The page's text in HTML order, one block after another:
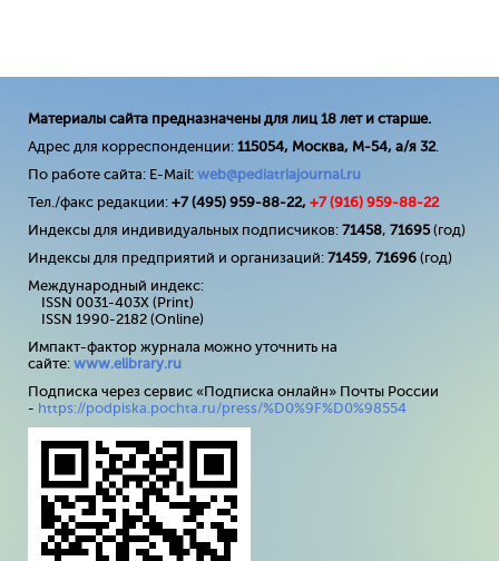
Материалы сайта предназначены для лиц 18 лет и старше.
Адрес для корреспонденции: 115054, Москва, М-54, а/я 32.
По работе сайта: E-Mail: web@pediatriajournal.ru
Тел./факс редакции: +7 (495) 959-88-22, +7 (916) 959-88-22
Индексы для индивидуальных подписчиков: 71458, 71695(год)
Индексы для предприятий и организаций: 71459, 71696 (год)
Международный индекс:
ISSN 0031-403X (Print)
ISSN 1990-2182 (Online)
Импакт-фактор журнала можно уточнить на
сайте: www.elibrary.ru
Подписка через сервис «Подписка онлайн» Почты России
- https://podpiska.pochta.ru/press/%D0%9F%D0%98554